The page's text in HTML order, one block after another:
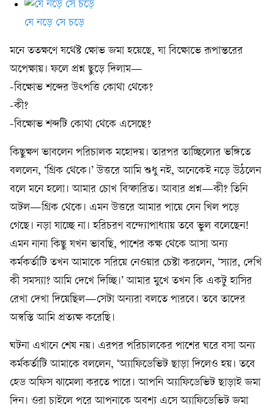
যে নড়ে সে চড়ে
মনে ততক্ষণে যথেষ্ট ক্ষোভ জমা হয়েছে, যা বিক্ষোভে রূপান্তরের
অপেক্ষায়। ফলে প্রশ্ন ছুড়ে দিলাম—
-বিক্ষোভ শব্দের উৎপত্তি কোথা থেকে?
-কী?
-বিক্ষোভ শব্দটি কোথা থেকে এসেছে?
কিছুক্ষণ ভাবলেন পরিচালক মহোদয়। তারপর তাচ্ছিল্যের ভঙ্গিতে
বললেন, ‘গ্রিক থেকে।’ উত্তরে আমি শুধু নই, অনেকেই নড়ে উঠলেন
বলে মনে হলো। আমার চোখ বিস্ফারিত। আবার প্রশ্ন—কী? তিনি
অটল—গ্রিক থেকে। এমন উত্তরে আমার পায়ে যেন খিল পড়ে
গেছে। নড়া যাচ্ছে না। হরিচরণ বন্দ্যোপাধ্যায় তবে ভুল বলেছেন!
এমন নানা কিছু যখন ভাবছি, পাশের কক্ষ থেকে আসা অন্য
কর্মকর্তাটি তখন আমাকে সরিয়ে নেওয়ার চেষ্টা করলেন, ‘স্যার, দেখি
কী সমস্যা? আমি দেখে দিচ্ছি।’ আমার মুখে তখন কি একটু হাসির
রেখা দেখা দিয়েছিল—সেটা অন্যরা বলতে পারবে। তবে তাদের
অস্বস্তি আমি প্রত্যক্ষ করেছি।
ঘটনা এখানে শেষ নয়। এরপর পরিচালকের পাশের ঘরে বসা অন্য
কর্মকর্তাটি আমাকে বললেন, ‘অ্যাফিডেভিট ছাড়া দিলেও হয়। তবে
হেড অফিস ঝামেলা করতে পারে। আপনি অ্যাফিডেভিট ছাড়াই জমা
দিন। ওরা চাইলে পরে আপনাকে অবশ্য এসে অ্যাফিডেভিট জমা